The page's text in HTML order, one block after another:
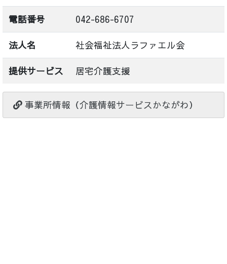
電話番号 042-686-6707
法人名 社会福祉法人ラファエル会
提供サービス 居宅介護支援
事業所情報（介護情報サービスかながわ）